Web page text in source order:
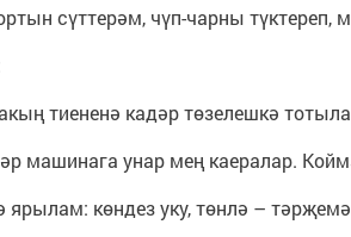
сүттерәм, чүп-чарны
тиененә кадәр төзелешкә
машинага унар мең каералар.
ярылам: көндез уку, төнлә –